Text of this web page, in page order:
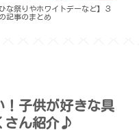
ひな祭りやホワイトデーなど】３
記事のまとめ
！子供が好きな具
さん紹介♪